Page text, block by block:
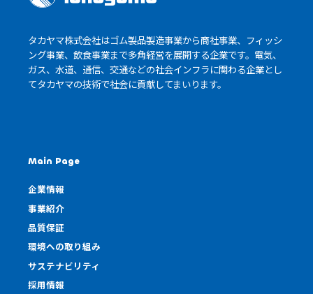
タカヤマ株式会社はゴム製品製造事業から商社事業、フィッシ
ング事業、飲食事業まで多角経営を展開する企業です。電気、
ガス、水道、通信、交通などの社会インフラに関わる企業とし
てタカヤマの技術で社会に貢献してまいります。
Main Page
企業情報
事業紹介
品質保証
環境への取り組み
サステナビリティ
採用情報